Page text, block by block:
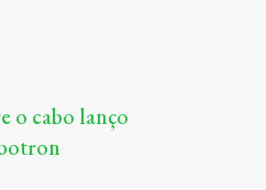
o cabo lanço